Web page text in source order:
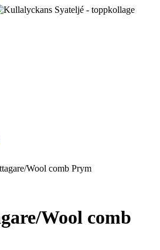
Wool comb Prym
Wool comb